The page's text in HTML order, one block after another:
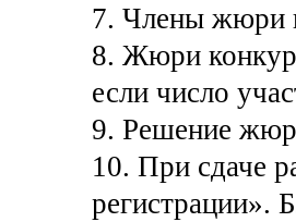
7. Члены жюри
8. Жюри
если число
9. Решение
10. При сдаче
регистрации».